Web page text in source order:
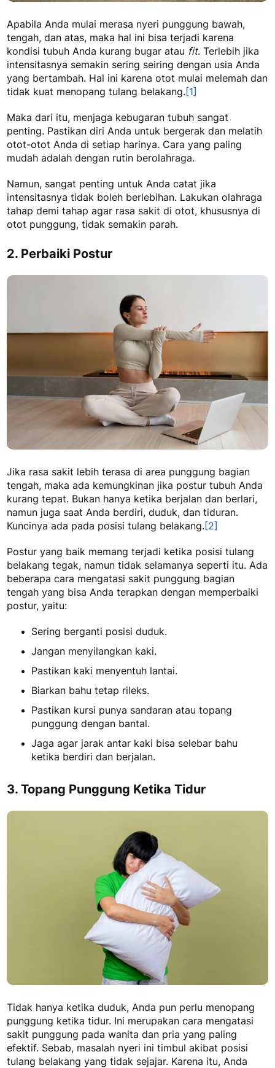
Apabila Anda mulai merasa nyeri punggung bawah,
tengah, dan atas, maka hal ini bisa terjadi karena
kondisi tubuh Anda kurang bugar atau fit. Terlebih jika
intensitasnya semakin sering seiring dengan usia Anda
yang bertambah. Hal ini karena otot mulai melemah dan
tidak kuat menopang tulang belakang.[1]
Maka dari itu, menjaga kebugaran tubuh sangat
penting. Pastikan diri Anda untuk bergerak dan melatih
otot-otot Anda di setiap harinya. Cara yang paling
mudah adalah dengan rutin berolahraga.
Namun, sangat penting untuk Anda catat jika
intensitasnya tidak boleh berlebihan. Lakukan olahraga
tahap demi tahap agar rasa sakit di otot, khususnya di
otot punggung, tidak semakin parah.
2. Perbaiki Postur
Jika rasa sakit lebih terasa di area punggung bagian
tengah, maka ada kemungkinan jika postur tubuh Anda
kurang tepat. Bukan hanya ketika berjalan dan berlari,
namun juga saat Anda berdiri, duduk, dan tiduran.
Kuncinya ada pada posisi tulang belakang.[2]
Postur yang baik memang terjadi ketika posisi tulang
belakang tegak, namun tidak selamanya seperti itu. Ada
beberapa cara mengatasi sakit punggung bagian
tengah yang bisa Anda terapkan dengan memperbaiki
postur, yaitu:
Sering berganti posisi duduk.
Jangan menyilangkan kaki.
Pastikan kaki menyentuh lantai.
Biarkan bahu tetap rileks.
Pastikan kursi punya sandaran atau topang
punggung dengan bantal.
Jaga agar jarak antar kaki bisa selebar bahu
ketika berdiri dan berjalan.
3. Topang Punggung Ketika Tidur
Tidak hanya ketika duduk, Anda pun perlu menopang
punggung ketika tidur. Ini merupakan cara mengatasi
sakit punggung pada wanita dan pria yang paling
efektif. Sebab, masalah nyeri ini timbul akibat posisi
tulang belakang yang tidak sejajar. Karena itu, Anda